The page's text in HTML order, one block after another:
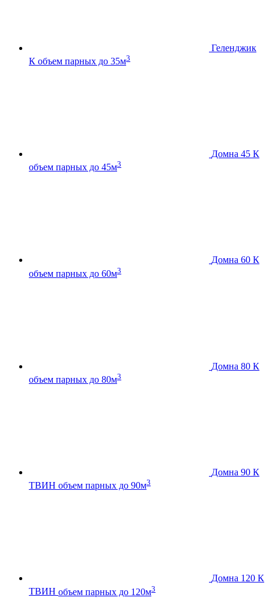
Геленджик
К объем парных до 35м3
Домна 45 К
объем парных до 45м3
Домна 60 К
объем парных до 60м3
Домна 80 К
объем парных до 80м3
Домна 90 К
ТВИН объем парных до 90м3
Домна 120 К
ТВИН объем парных до 120м3